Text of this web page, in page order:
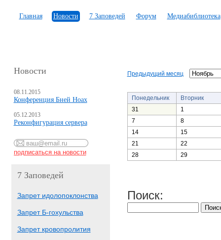
Главная Новости 7 Заповедей Форум Медиабиблиотека
Новости
08.11.2015
Конференция Бней Ноах
05.12.2013
Реконфигурация сервера
7 Заповедей
Запрет идолопоклонства
Запрет Б-гохульства
Запрет кровопролития
Предыдущий месяц
Понедельник
Вторник
31
1
7
8
14
15
21
22
28
29
Поиск: